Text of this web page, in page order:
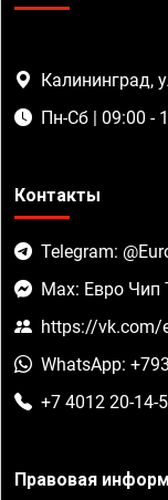
Калининград,
Пн-Сб | 09:00 -
Контакты
Telegram:
Max: Евро Чип
https://vk.com/
WhatsApp:
+7 4012 20-14-
Правовая